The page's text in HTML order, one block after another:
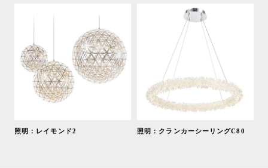
照明：レイモンド2 照明：クランカーシーリングC80